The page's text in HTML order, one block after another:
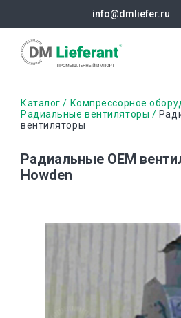
основному
info@dmliefer.ru
Строка
навигации
Каталог Компрессорное
Радиальные вентиляторы
вентиляторы
Радиальные ОЕМ
Howden